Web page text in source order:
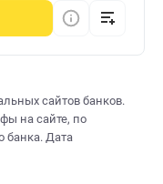
сайтов банков.
на сайте, по
банка. Дата